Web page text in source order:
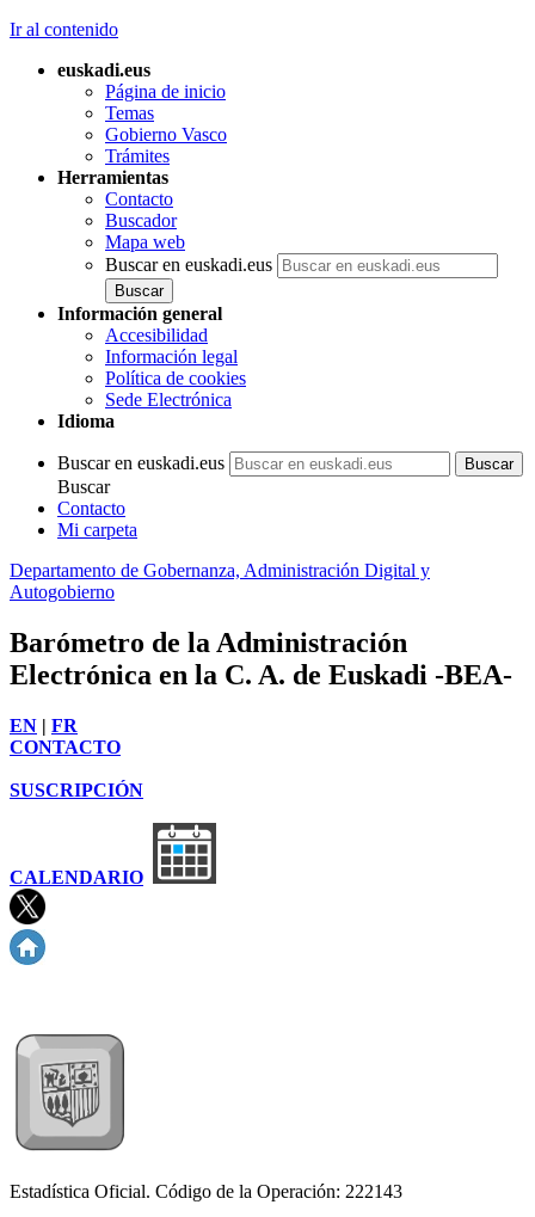
Ir al contenido
euskadi.eus
Página de inicio
Temas
Gobierno Vasco
Trámites
Herramientas
Contacto
Buscador
Mapa web
Buscar en euskadi.eus
Información general
Accesibilidad
Información legal
Política de cookies
Sede Electrónica
Idioma
Buscar en euskadi.eus
Buscar
Contacto
Mi carpeta
Departamento de Gobernanza, Administración Digital y
Autogobierno
Barómetro de la Administración
Electrónica en la C. A. de Euskadi -BEA-
EN | FR
CONTACTO
SUSCRIPCIÓN
CALENDARIO
Estadística Oficial. Código de la Operación: 222143